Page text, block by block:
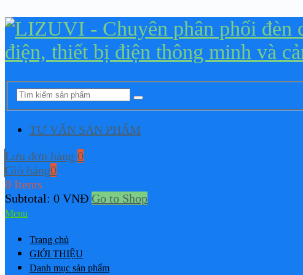
TƯ VẤN SẢN PHẨM
Lưu đơn hàng 0
Giỏ hàng0
0 Items
Subtotal: 0 VNĐ Go to Shop
Menu
Trang chủ
GIỚI THIỆU
Danh mục sản phẩm